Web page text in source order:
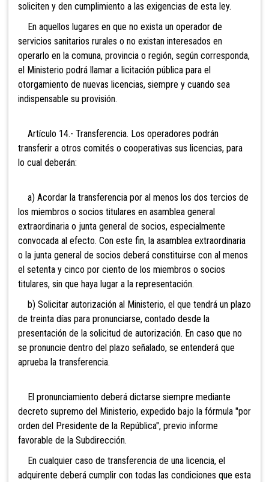
soliciten y den cumplimiento a las exigencias de esta ley.
En aquellos lugares en que no exista un operador de
servicios sanitarios rurales o no existan interesados en
operarlo en la comuna, provincia o región, según corresponda,
el Ministerio podrá llamar a licitación pública para el
otorgamiento de nuevas licencias, siempre y cuando sea
indispensable su provisión.
Artículo 14.- Transferencia. Los operadores podrán
transferir a otros comités o cooperativas sus licencias, para
lo cual deberán:
a) Acordar la transferencia por al menos los dos tercios de
los miembros o socios titulares en asamblea general
extraordinaria o junta general de socios, especialmente
convocada al efecto. Con este fin, la asamblea extraordinaria
o la junta general de socios deberá constituirse con al menos
el setenta y cinco por ciento de los miembros o socios
titulares, sin que haya lugar a la representación.
b) Solicitar autorización al Ministerio, el que tendrá un plazo
de treinta días para pronunciarse, contado desde la
presentación de la solicitud de autorización. En caso que no
se pronuncie dentro del plazo señalado, se entenderá que
aprueba la transferencia.
El pronunciamiento deberá dictarse siempre mediante
decreto supremo del Ministerio, expedido bajo la fórmula "por
orden del Presidente de la República", previo informe
favorable de la Subdirección.
En cualquier caso de transferencia de una licencia, el
adquirente deberá cumplir con todas las condiciones que esta